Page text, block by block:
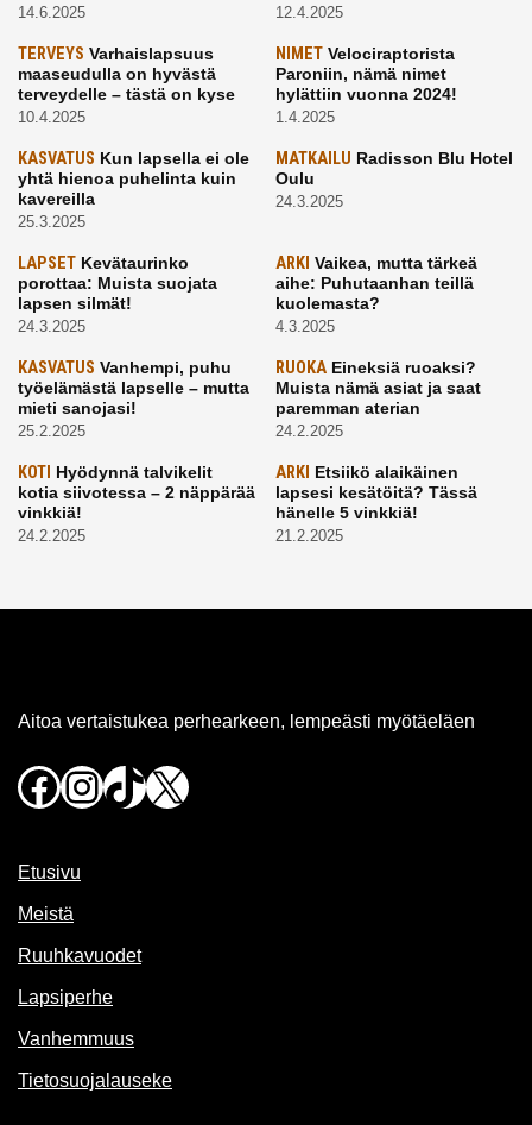
14.6.2025 12.4.2025
TERVEYS Varhaislapsuus
maaseudulla on hyvästä
terveydelle – tästä on kyse
10.4.2025
NIMETVelociraptorista
Paroniin, nämä nimet
hylättiin vuonna 2024!
1.4.2025
KASVATUS Kun lapsella ei ole
yhtä hienoa puhelinta kuin
kavereilla
25.3.2025
MATKAILU Radisson Blu Hotel
Oulu
24.3.2025
LAPSET Kevätaurinko
porottaa: Muista suojata
lapsen silmät!
24.3.2025
ARKI Vaikea, mutta tärkeä
aihe: Puhutaanhan teillä
kuolemasta?
4.3.2025
KASVATUS Vanhempi, puhu
työelämästä lapselle – mutta
mieti sanojasi!
25.2.2025
RUOKAEineksiä ruoaksi?
Muista nämä asiat ja saat
paremman aterian
24.2.2025
KOTI Hyödynnä talvikelit
kotia siivotessa – 2 näppärää
vinkkiä!
24.2.2025
ARKI Etsiikö alaikäinen
lapsesi kesätöitä? Tässä
hänelle 5 vinkkiä!
21.2.2025
Aitoa vertaistukea perhearkeen, lempeästi myötäeläen
Facebook
Instagram
TikTok
X
Etusivu
Meistä
Ruuhkavuodet
Lapsiperhe
Vanhemmuus
Tietosuojalauseke